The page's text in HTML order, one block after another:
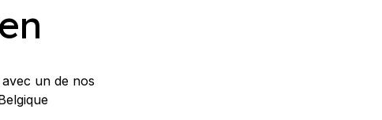
un de nos